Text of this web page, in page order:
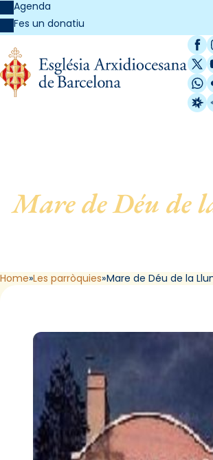
Agenda
Fes un donatiu
X /
Mare de Déu de
Home Les parròquies Mare de Déu de la